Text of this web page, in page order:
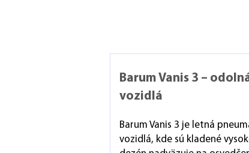
Barum Vanis 3 –
vozidlá
Barum Vanis 3 je letná
vozidlá, kde sú kladené